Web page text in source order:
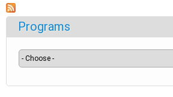
Programs